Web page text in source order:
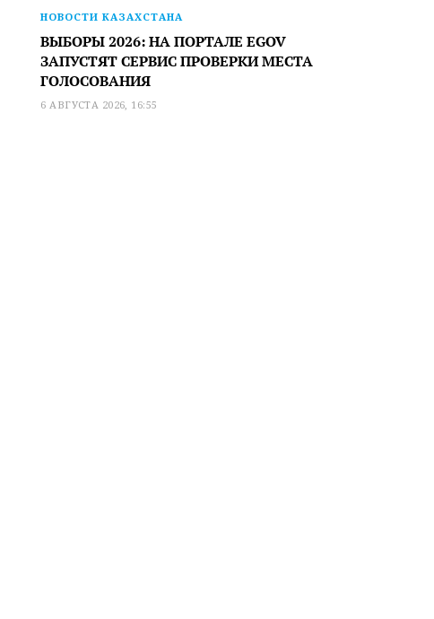
НОВОСТИ КАЗАХСТАНА
ВЫБОРЫ 2026: НА ПОРТАЛЕ EGOV
ЗАПУСТЯТ СЕРВИС ПРОВЕРКИ МЕСТА
ГОЛОСОВАНИЯ
6 АВГУСТА 2026, 16:55